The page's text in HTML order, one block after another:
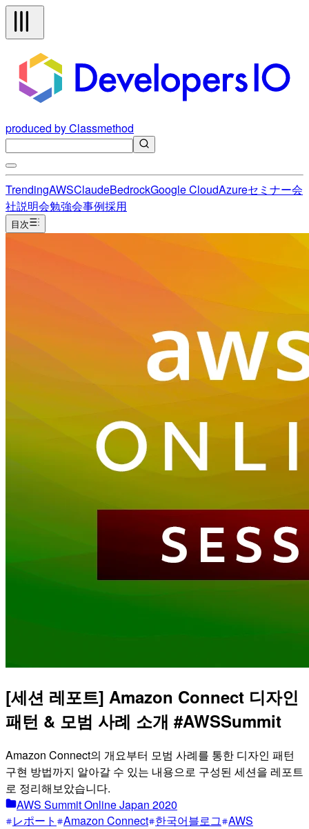
produced by Classmethod
TrendingAWSClaudeBedrockGoogle CloudAzureセミナー会
社説明会勉強会事例採用
目次
[세션 레포트] Amazon Connect 디자인
패턴 & 모범 사례 소개 #AWSSummit
Amazon Connect의 개요부터 모범 사례를 통한 디자인 패턴
구현 방법까지 알아갈 수 있는 내용으로 구성된 세션을 레포트
로 정리해보았습니다.
AWS Summit Online Japan 2020
レポート
Amazon Connect 한국어블로그 AWS